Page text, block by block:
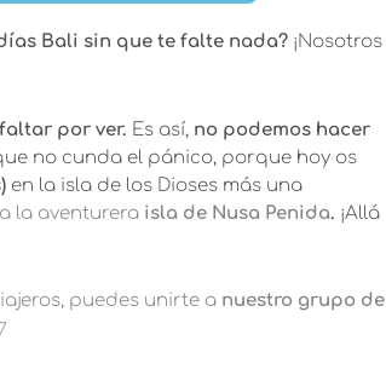
Bali sin que te falte nada?¡Nosotros
por ver. Es así, no podemos hacer
no cunda el pánico, porque hoy os
en la isla de los Dioses más una
la aventureraisla de Nusa Penida. ¡Allá
puedes unirte a nuestro grupo de